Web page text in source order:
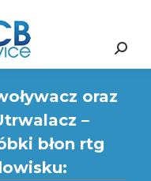
Search:
oraz
–
błon rtg